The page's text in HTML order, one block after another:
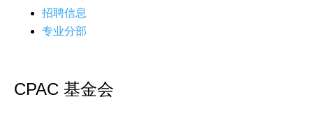
招聘信息
专业分部
CPAC 基金会